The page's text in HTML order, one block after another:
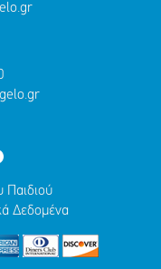
Παιδιού
Δεδομένα